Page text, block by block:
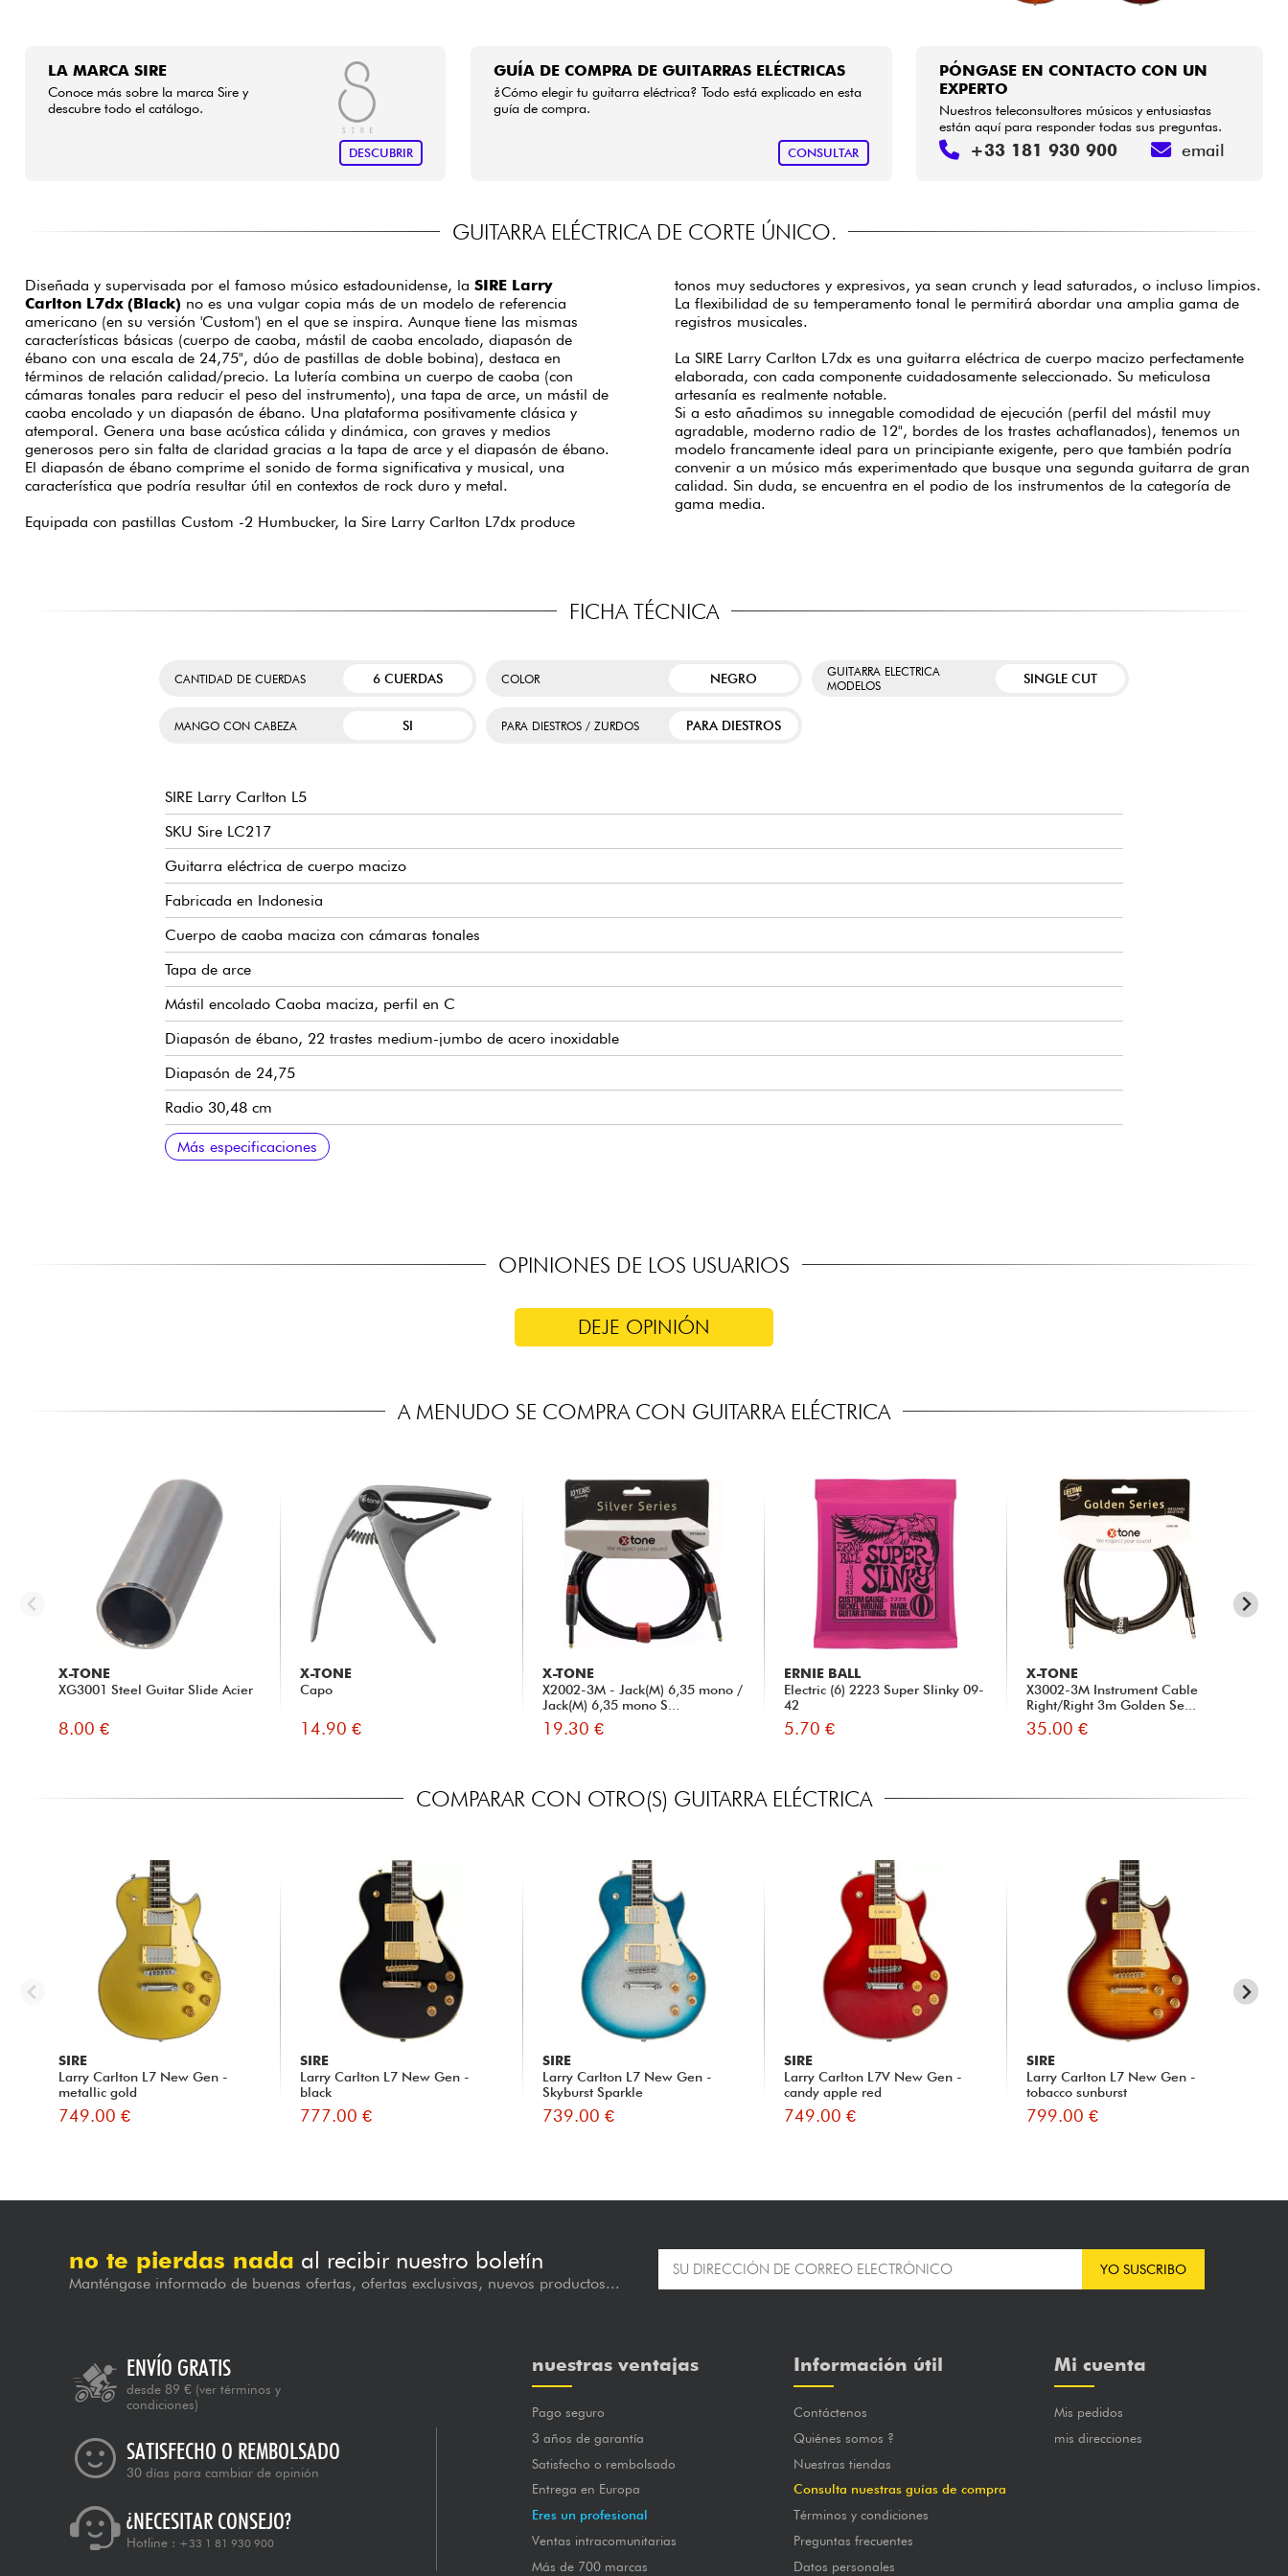
LA MARCA SIRE
Conoce más sobre la marca Sire y
descubre todo el catálogo.
DESCUBRIR
GUÍA DE COMPRA DE GUITARRAS ELÉCTRICAS
¿Cómo elegir tu guitarra eléctrica? Todo está explicado en esta
guía de compra.
CONSULTAR
PÓNGASE EN CONTACTO CON UN
EXPERTO
Nuestros teleconsultores músicos y entusiastas
están aquí para responder todas sus preguntas.
+33 181 930 900 email
GUITARRA ELÉCTRICA DE CORTE ÚNICO.
Diseñada y supervisada por el famoso músico estadounidense, la SIRE Larry
Carlton L7dx (Black) no es una vulgar copia más de un modelo de referencia
americano (en su versión 'Custom') en el que se inspira. Aunque tiene las mismas
características básicas (cuerpo de caoba, mástil de caoba encolado, diapasón de
ébano con una escala de 24,75", dúo de pastillas de doble bobina), destaca en
términos de relación calidad/precio. La lutería combina un cuerpo de caoba (con
cámaras tonales para reducir el peso del instrumento), una tapa de arce, un mástil de
caoba encolado y un diapasón de ébano. Una plataforma positivamente clásica y
atemporal. Genera una base acústica cálida y dinámica, con graves y medios
generosos pero sin falta de claridad gracias a la tapa de arce y el diapasón de ébano.
El diapasón de ébano comprime el sonido de forma significativa y musical, una
característica que podría resultar útil en contextos de rock duro y metal.
Equipada con pastillas Custom -2 Humbucker, la Sire Larry Carlton L7dx produce
tonos muy seductores y expresivos, ya sean crunch y lead saturados, o incluso limpios.
La flexibilidad de su temperamento tonal le permitirá abordar una amplia gama de
registros musicales.
La SIRE Larry Carlton L7dx es una guitarra eléctrica de cuerpo macizo perfectamente
elaborada, con cada componente cuidadosamente seleccionado. Su meticulosa
artesanía es realmente notable.
Si a esto añadimos su innegable comodidad de ejecución (perfil del mástil muy
agradable, moderno radio de 12", bordes de los trastes achaflanados), tenemos un
modelo francamente ideal para un principiante exigente, pero que también podría
convenir a un músico más experimentado que busque una segunda guitarra de gran
calidad. Sin duda, se encuentra en el podio de los instrumentos de la categoría de
gama media.
FICHA TÉCNICA
CANTIDAD DE CUERDAS 6 CUERDAS COLOR NEGRO
GUITARRA ELECTRICA
MODELOS
SINGLE CUT
MANGO CON CABEZA SI PARA DIESTROS / ZURDOS PARA DIESTROS
SIRE Larry Carlton L5
SKU Sire LC217
Guitarra eléctrica de cuerpo macizo
Fabricada en Indonesia
Cuerpo de caoba maciza con cámaras tonales
Tapa de arce
Mástil encolado Caoba maciza, perfil en C
Diapasón de ébano, 22 trastes medium-jumbo de acero inoxidable
Diapasón de 24,75
Radio 30,48 cm
Anchura de mástil a cejuela 43 mm
Pastillas de doble bobina LC Custom-2 Humbucker
Volumen por pastilla
Tono por pastilla
Selector de pastillas de 3 posiciones
Puente Sire Modern Tune-O-Matic
Cordal Sire Aluminum Stop Bar
Sire Premium Clavijas de afinación
Acabado brillante
Más especificaciones
OPINIONES DE LOS USUARIOS
DEJE OPINIÓN
A MENUDO SE COMPRA CON GUITARRA ELÉCTRICA
X-TONE
XG3001 Steel Guitar Slide Acier
8.00 €
X-TONE
Capo
14.90 €
X-TONE
X2002-3M - Jack(M) 6,35 mono /
Jack(M) 6,35 mono S...
19.30 €
ERNIE BALL
Electric (6) 2223 Super Slinky 09-
42
5.70 €
X-TONE
X3002-3M Instrument Cable
Right/Right 3m Golden Se...
35.00 €
COMPARAR CON OTRO(S) GUITARRA ELÉCTRICA
SIRE
Larry Carlton L7 New Gen -
metallic gold
749.00 €
SIRE
Larry Carlton L7 New Gen -
black
777.00 €
SIRE
Larry Carlton L7 New Gen -
Skyburst Sparkle
739.00 €
SIRE
Larry Carlton L7V New Gen -
candy apple red
749.00 €
SIRE
Larry Carlton L7 New Gen -
tobacco sunburst
799.00 €
no te pierdas nada al recibir nuestro boletín
Manténgase informado de buenas ofertas, ofertas exclusivas, nuevos productos...
YO SUSCRIBO
ENVÍO GRATIS
desde 89 € (ver términos y
condiciones)
SATISFECHO O REMBOLSADO
30 días para cambiar de opinión
¿NECESITAR CONSEJO?
Hotline : +33 1 81 930 900
nuestras ventajas
Pago seguro
3 años de garantía
Satisfecho o rembolsado
Entrega en Europa
Eres un profesional
Ventas intracomunitarias
Más de 700 marcas
Información útil
Contáctenos
Quiénes somos ?
Nuestras tiendas
Consulta nuestras guías de compra
Términos y condiciones
Preguntas frecuentes
Datos personales
Mi cuenta
Mis pedidos
mis direcciones